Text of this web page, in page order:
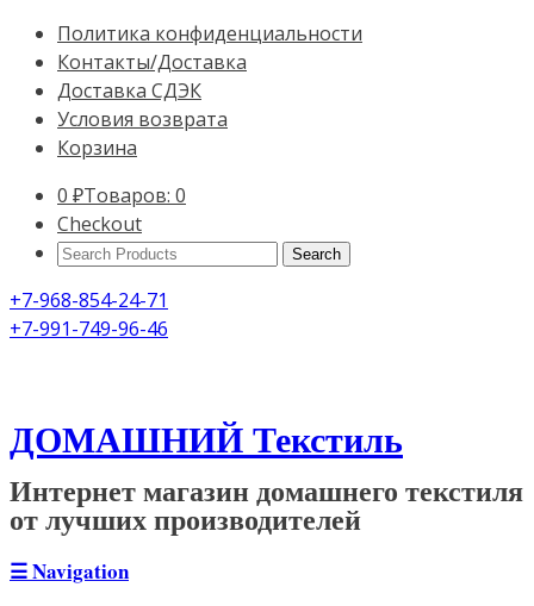
Политика конфиденциальности
Контакты/Доставка
Доставка СДЭК
Условия возврата
Корзина
0 ₽Товаров: 0
Checkout
Search
+7-968-854-24-71
+7-991-749-96-46
ДОМАШНИЙ Текстиль
Интернет магазин домашнего текстиля
от лучших производителей
☰Navigation